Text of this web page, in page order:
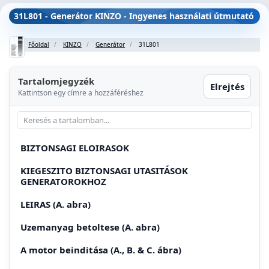
31L801 - Generátor KINZO - Ingyenes használati útmutató
Főoldal KINZO Generátor 31L801
Tartalomjegyzék
Kattintson egy címre a hozzáféréshez
Elrejtés
BIZTONSAGI ELOIRASOK
KIEGESZITO BIZTONSAGI UTASITÁSOK
GENERATOROKHOZ
LEIRAS (A. abra)
Uzemanyag betoltese (A. abra)
A motor beinditása (A., B. & C. ábra)